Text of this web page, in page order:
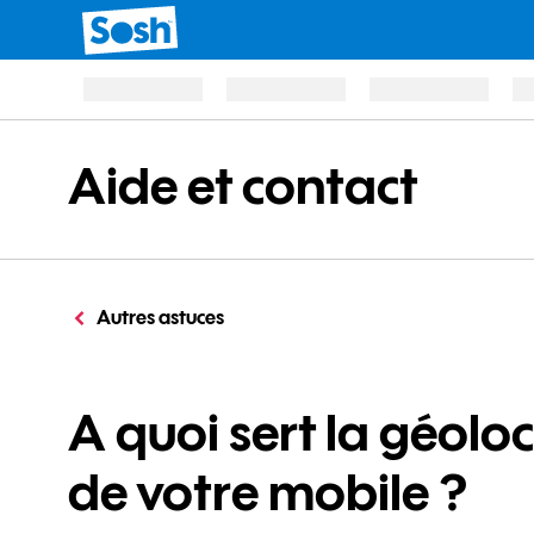
Aide et contact
Autres astuces
A quoi sert la
de votre mobile ?